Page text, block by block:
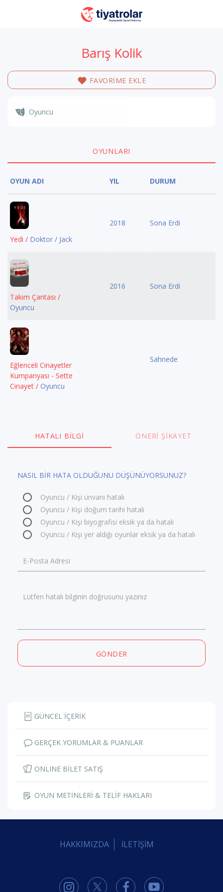
Barış Kolik
FAVORİME EKLE
Oyuncu
OYUNLARI
OYUN ADI YIL DURUM
Yedi / Doktor / Jack
2018 Sona Erdi
Takım Çantası /
Oyuncu
2016 Sona Erdi
Eğlenceli Cinayetler
Kumpanyası - Sette
Cinayet / Oyuncu
Sahnede
HATALI BILGI ÖNERI ŞIKAYET
NASIL BİR HATA OLDUĞUNU DÜŞÜNÜYORSUNUZ?
Oyuncu / Kişi ünvanı hatalı
Oyuncu / Kişi doğum tarihi hatalı
Oyuncu / Kişi biyografisi eksik ya da hatalı
Oyuncu / Kişi yer aldığı oyunlar eksik ya da hatalı
E-Posta Adresi
Lütfen hatalı bilginin doğrusunu yazınız
GÖNDER
GÜNCEL İÇERİK
GERÇEK YORUMLAR & PUANLAR
ONLINE BİLET SATIŞ
OYUN METİNLERİ & TELİF HAKLARI
HAKKIMIZDA İLETİŞİM